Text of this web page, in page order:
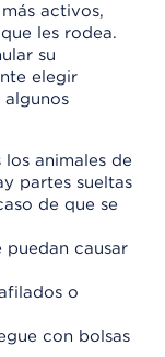
activos,
les rodea.
su
elegir
algunos
animales de
partes sueltas
de que se
puedan causar
o
con bolsas